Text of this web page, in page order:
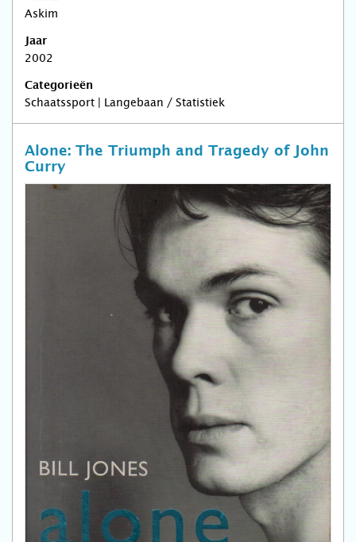
Askim
Jaar
2002
Categorieën
Schaatssport | Langebaan / Statistiek
Alone: The Triumph and Tragedy of John
Curry